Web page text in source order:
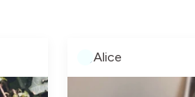
Alice